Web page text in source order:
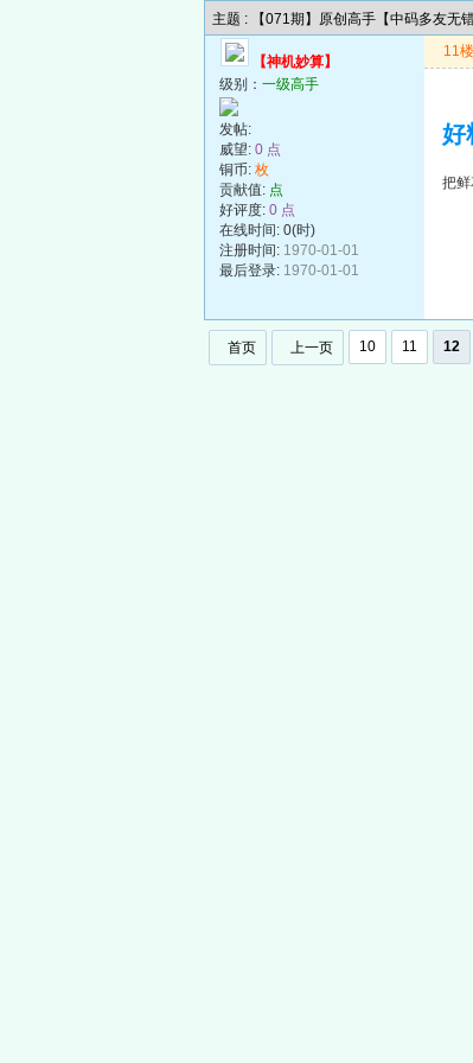
主题 : 【071期】原创高手【中码多友无
【神机妙算】
级别： 一级高手
发帖:
威望: 0 点
铜币: 枚
贡献值: 点
好评度: 0 点
在线时间: 0(时)
注册时间: 1970-01-01
最后登录: 1970-01-01
11楼
好
把
首页 上一页 10 11 12